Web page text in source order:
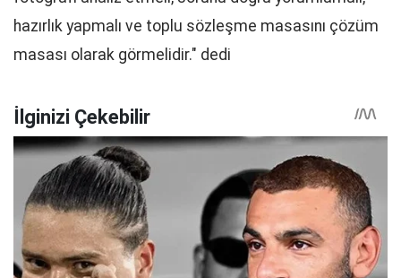
hazırlık yapmalı ve toplu sözleşme masasını çözüm
masası olarak görmelidir." dedi